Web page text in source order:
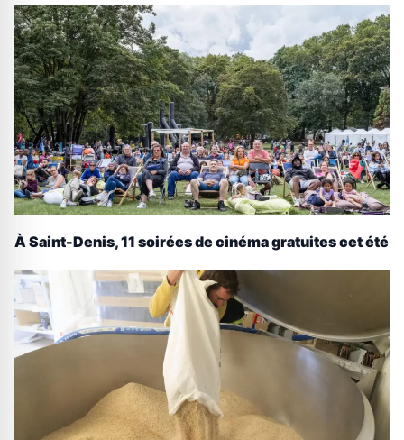
À Saint-Denis, 11 soirées de cinéma gratuites cet été